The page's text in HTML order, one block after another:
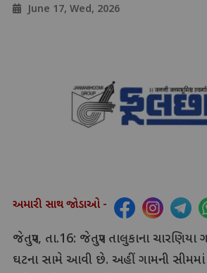
June 17, Wed, 2026
અમારી સાથ જોડાઓ -
જેતપુર, તા.16: જેતપુર તાલુકાના ચારણિયા
ઘટના સામે આવી છે. અહીં ગામની